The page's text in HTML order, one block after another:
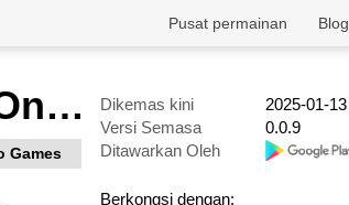
Blog
Pusat permainan
Warga VS Hantu Online
Games
Dikemas kini
2025-01-13
Versi Semasa
0.0.9
Ditawarkan Oleh
Berkongsi dengan: